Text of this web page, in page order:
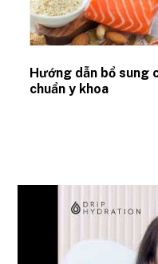
Hướng dẫn bổ sung
chuẩn y khoa